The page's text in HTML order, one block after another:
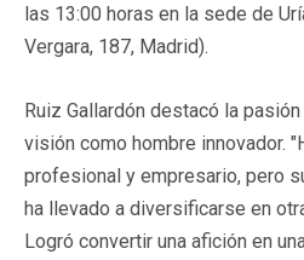
las 13:00 horas en la sede de
Vergara, 187, Madrid).
Ruiz Gallardón destacó la
visión como hombre innovador.
profesional y empresario, pero
ha llevado a diversificarse en
Logró convertir una afición en